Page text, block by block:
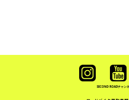
SECOND ROADチャン